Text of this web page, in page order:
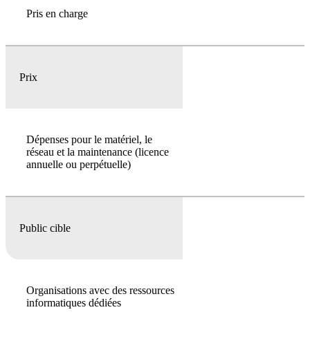
Pris en charge
Prix
Dépenses pour le matériel, le
réseau et la maintenance (licence
annuelle ou perpétuelle)
Public cible
Organisations avec des ressources
informatiques dédiées